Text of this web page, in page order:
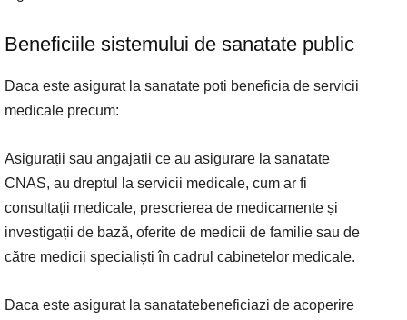
Beneficiile sistemului de sanatate public
Daca este asigurat la sanatate poti beneficia de servicii
medicale precum:
Asigurații sau angajatii ce au asigurare la sanatate
CNAS, au dreptul la servicii medicale, cum ar fi
consultații medicale, prescrierea de medicamente și
investigații de bază, oferite de medicii de familie sau de
către medicii specialiști în cadrul cabinetelor medicale.
Daca este asigurat la sanatatebeneficiazi de acoperire